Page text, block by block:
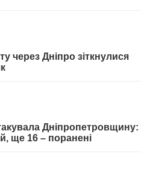
через Дніпро зіткнулися
Дніпропетровщину:
ще 16 – поранені